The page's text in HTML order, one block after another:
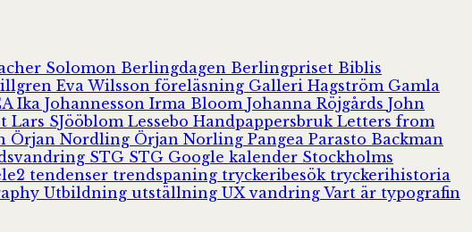
Solomon Berlingdagen Berlingpriset Biblis
Eva Wilsson föreläsning Galleri Hagström Gamla
Ika Johannesson Irma Bloom Johanna Röjgårds John
Lars SJööblom Lessebo Handpappersbruk Letters from
Örjan Nordling Örjan Norling Pangea Parasto Backman
STG STG Google kalender Stockholms
tendenser trendspaning tryckeribesök tryckerihistoria
Utbildning utställning UXvandring Vart är typografin